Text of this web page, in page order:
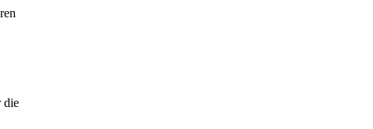
die